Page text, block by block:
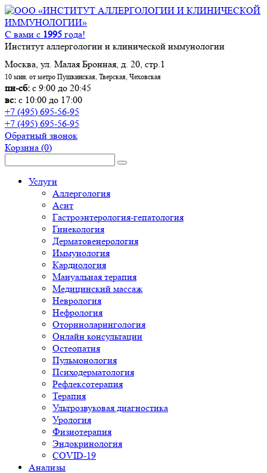
С вами с 1995 года!
Институт аллергологии и клинической иммунологии
Москва, ул. Малая Бронная, д. 20, стр.1
10 мин. от метро Пушкинская, Тверская, Чеховская
пн-сб: с 9:00 до 20:45
вс: с 10:00 до 17:00
+7 (495) 695-56-95
+7 (495) 695-56-95
Обратный звонок
Корзина (0)
Услуги
Аллергология
Асит
Гастроэнтерология-гепатология
Гинекология
Дерматовенерология
Иммунология
Кардиология
Мануальная терапия
Медицинский массаж
Неврология
Нефрология
Оториноларингология
Онлайн консультации
Остеопатия
Пульмонология
Психодерматология
Рефлексотерапия
Терапия
Ультрозвуковая диагностика
Урология
Физиотерапия
Эндокринология
COVID-19
Анализы